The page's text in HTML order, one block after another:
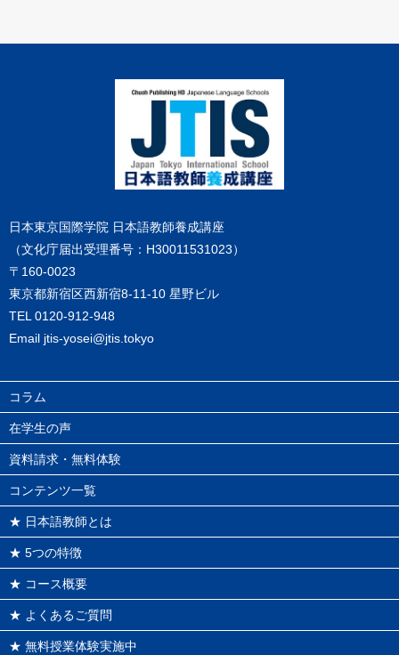
日本東京国際学院 日本語教師養成講座
（文化庁届出受理番号：H30011531023）
〒160-0023
東京都新宿区西新宿8-11-10 星野ビル
TEL 0120-912-948
Email jtis-yosei@jtis.tokyo
コラム
在学生の声
資料請求・無料体験
コンテンツ一覧
★ 日本語教師とは
★ 5つの特徴
★ コース概要
★ よくあるご質問
★ 無料授業体験実施中